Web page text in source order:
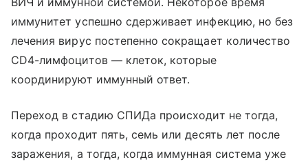
иммунитет успешно сдерживает инфекцию, но без
лечения вирус постепенно сокращает количество
CD4-лимфоцитов — клеток, которые
координируют иммунный ответ.
Переход в стадию СПИДа происходит не тогда,
когда проходит пять, семь или десять лет после
заражения, а тогда, когда иммунная система уже